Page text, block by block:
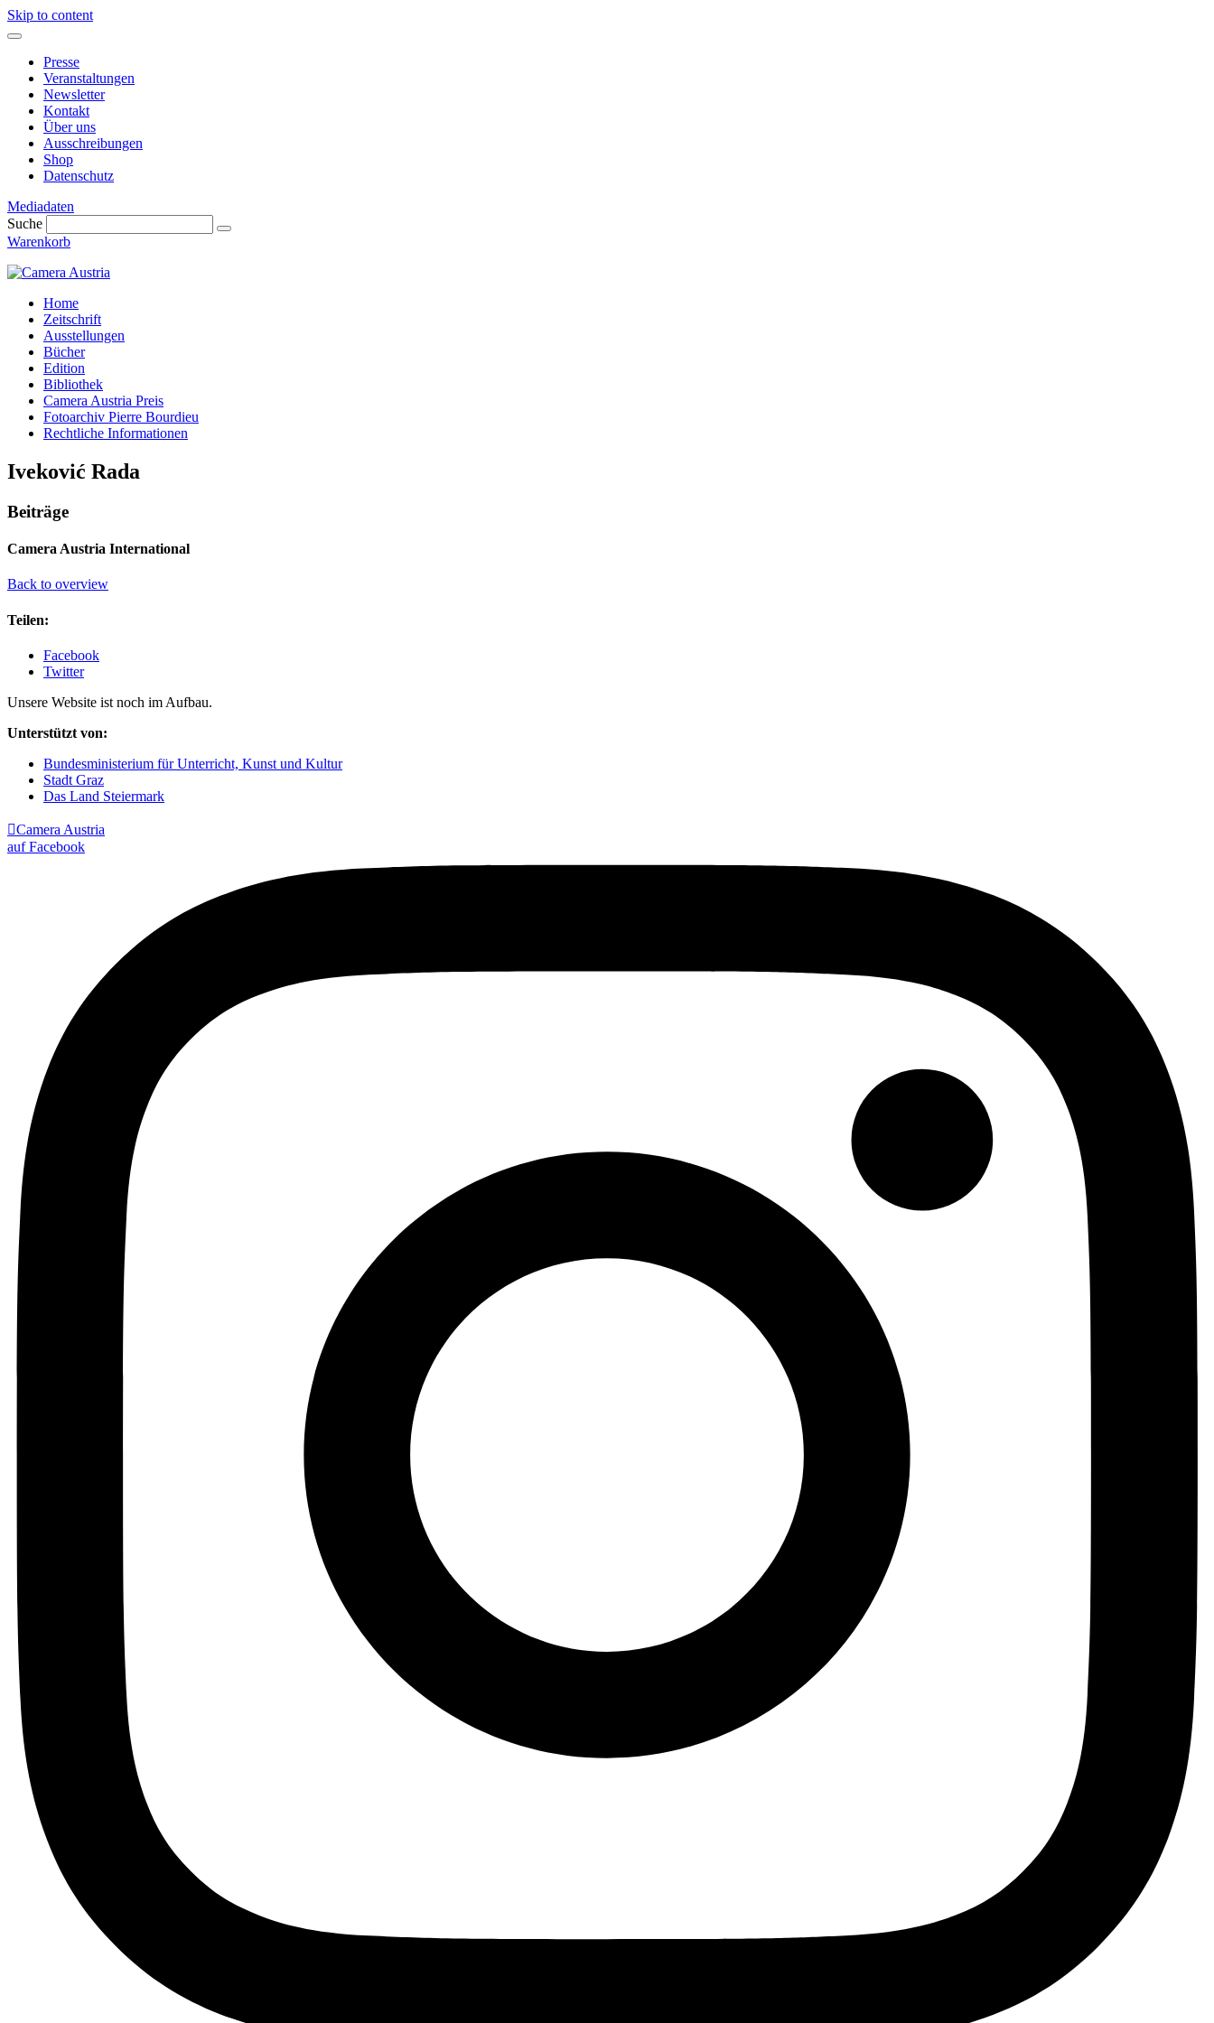
Skip to content
Presse
Veranstaltungen
Newsletter
Kontakt
Über uns
Ausschreibungen
Shop
Datenschutz
Mediadaten
Suche
Warenkorb
Home
Zeitschrift
Ausstellungen
Bücher
Edition
Bibliothek
Camera Austria Preis
Fotoarchiv Pierre Bourdieu
Rechtliche Informationen
Iveković Rada
Beiträge
Camera Austria International
Back to overview
Teilen:
Facebook
Twitter
Unsere Website ist noch im Aufbau.
Unterstützt von:
Bundesministerium für Unterricht, Kunst und Kultur
Stadt Graz
Das Land Steiermark
Camera Austria
auf Facebook